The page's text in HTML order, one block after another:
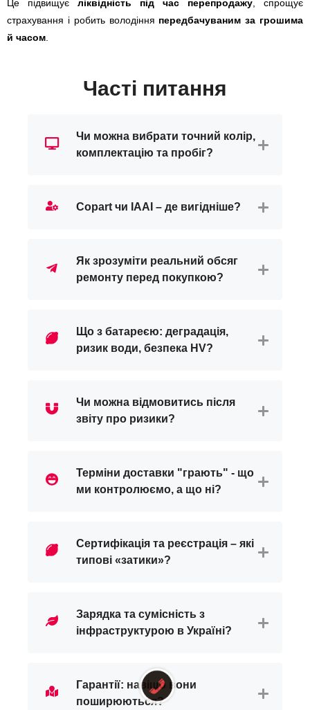
Це підвищує ліквідність під час перепродажу , спрощує
страхування і робить володіння передбачуваним за грошима
й часом
Часті питання
Чи можна вибрати точний колір,
комплектацію та пробіг?
Copart чи IAAI – де вигідніше?
Як зрозуміти реальний обсяг
ремонту перед покупкою?
Що з батареєю: деградація,
ризик води, безпека HV?
Чи можна відмовитись після
звіту про ризики?
Терміни доставки "грають" - що
ми контролюємо, а що ні?
Сертифікація та реєстрація – які
типові «затики»?
Зарядка та сумісність з
інфраструктурою в Україні?
Гарантії: навіщо вони
поширюються?